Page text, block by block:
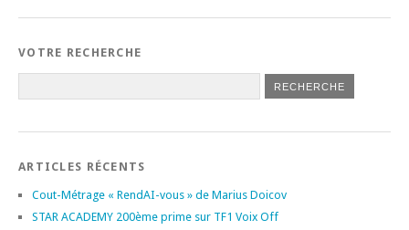
VOTRE RECHERCHE
ARTICLES RÉCENTS
Cout-Métrage « RendAI-vous » de Marius Doicov
STAR ACADEMY 200ème prime sur TF1 Voix Off